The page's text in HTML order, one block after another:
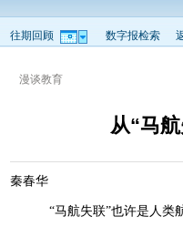
往期回顾 数字报检索
漫谈教育
从“马
秦春华
“马航失联”也许是人类航